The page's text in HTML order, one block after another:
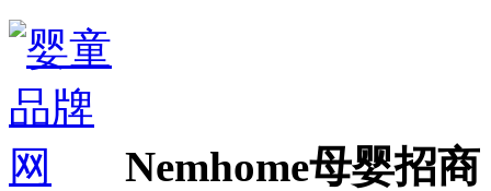
Nemhome母婴招商